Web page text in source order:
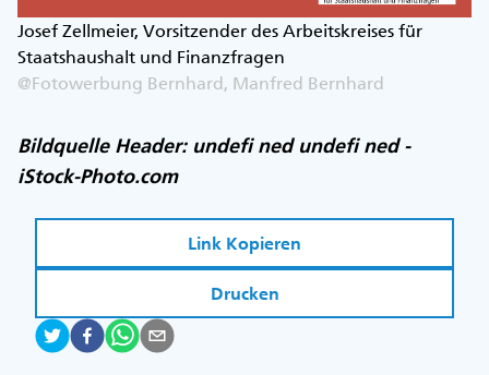
Josef Zellmeier, Vorsitzender des Arbeitskreises für
Staatshaushalt und Finanzfragen
@Fotowerbung Bernhard, Manfred Bernhard
Bildquelle Header: undefi ned undefi ned -
iStock-Photo.com
Link Kopieren
Drucken